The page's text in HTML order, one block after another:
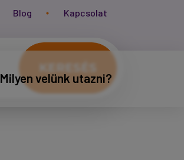
Blog Kapcsolat
Milyen velünk utazni?
KERESÉS